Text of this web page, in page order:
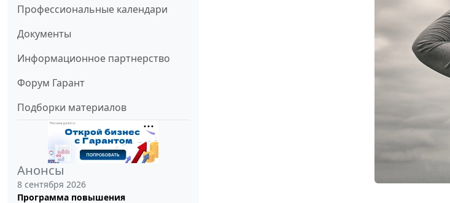
Профессиональные календари
Документы
Информационное партнерство
Форум Гарант
Подборки материалов
Анонсы
8 сентября 2026
Программа повышения